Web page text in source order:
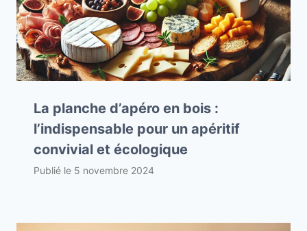
La planche d’apéro en bois :
l’indispensable pour un apéritif
convivial et écologique
Publié le 5 novembre 2024